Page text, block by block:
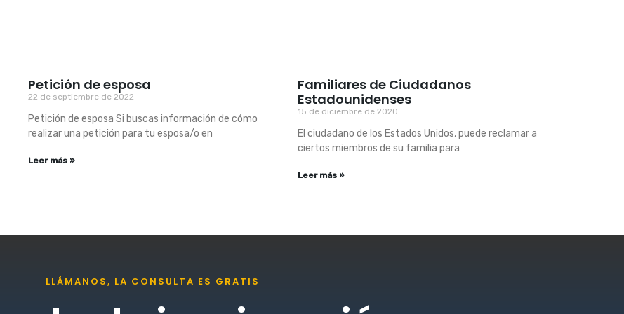
Petición de esposa
22 de septiembre de 2022
Petición de esposa Si buscas información de cómo
realizar una petición para tu esposa/o en
Leer más »
Familiares de Ciudadanos
Estadounidenses
15 de diciembre de 2020
El ciudadano de los Estados Unidos, puede reclamar a
ciertos miembros de su familia para
Leer más »
LLÁMANOS, LA CONSULTA ES GRATIS